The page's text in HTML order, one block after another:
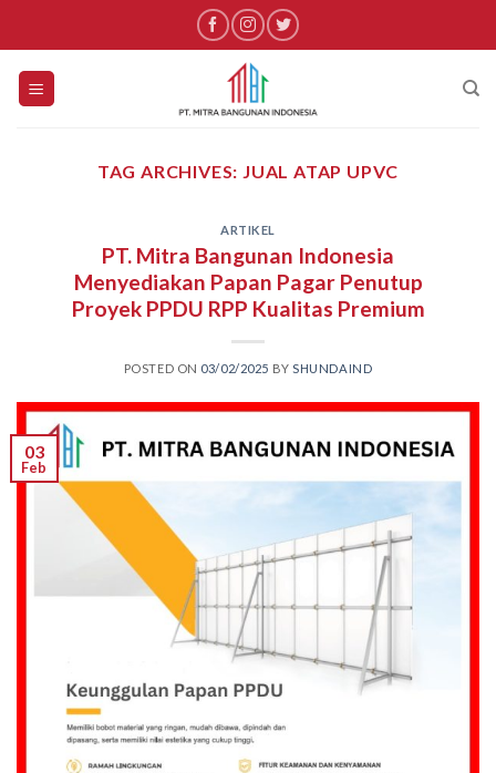
content
TAG ARCHIVES: JUAL ATAP UPVC
ARTIKEL
PT. Mitra Bangunan Indonesia
Menyediakan Papan Pagar Penutup
Proyek PPDU RPP Kualitas Premium
POSTED ON 03/02/2025 BY SHUNDAIND
03
Feb